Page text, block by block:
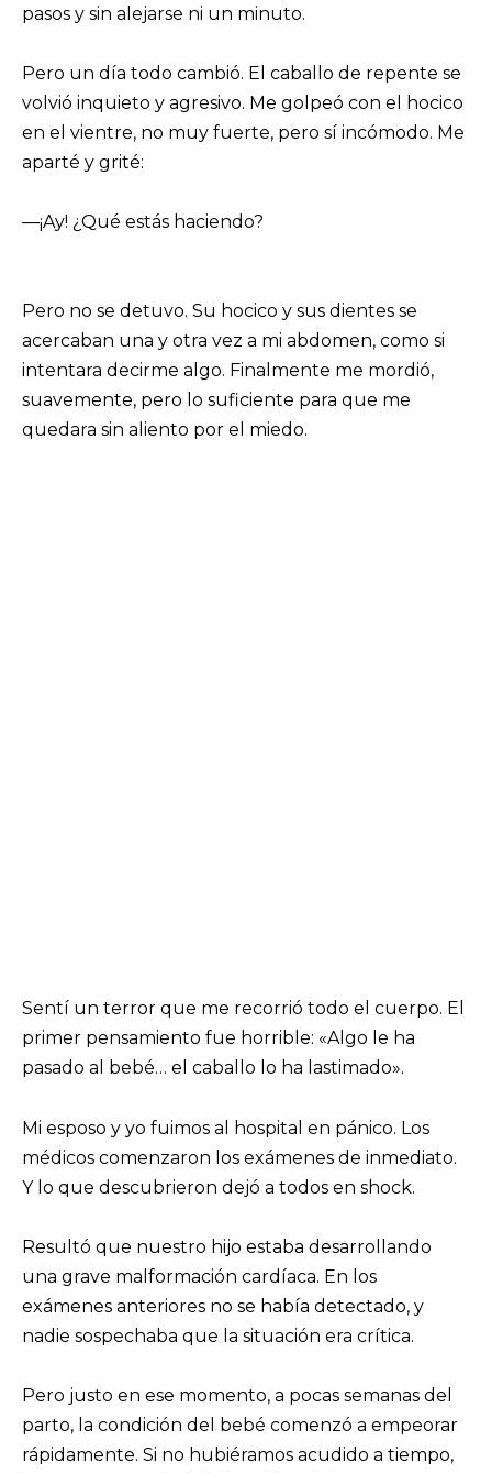
pasos y sin alejarse ni un minuto.
Pero un día todo cambió. El caballo de repente se
volvió inquieto y agresivo. Me golpeó con el hocico
en el vientre, no muy fuerte, pero sí incómodo. Me
aparté y grité:
—¡Ay! ¿Qué estás haciendo?
Pero no se detuvo. Su hocico y sus dientes se
acercaban una y otra vez a mi abdomen, como si
intentara decirme algo. Finalmente me mordió,
suavemente, pero lo suficiente para que me
quedara sin aliento por el miedo.
Sentí un terror que me recorrió todo el cuerpo. El
primer pensamiento fue horrible: «Algo le ha
pasado al bebé… el caballo lo ha lastimado».
Mi esposo y yo fuimos al hospital en pánico. Los
médicos comenzaron los exámenes de inmediato.
Y lo que descubrieron dejó a todos en shock.
Resultó que nuestro hijo estaba desarrollando
una grave malformación cardíaca. En los
exámenes anteriores no se había detectado, y
nadie sospechaba que la situación era crítica.
Pero justo en ese momento, a pocas semanas del
parto, la condición del bebé comenzó a empeorar
rápidamente. Si no hubiéramos acudido a tiempo,